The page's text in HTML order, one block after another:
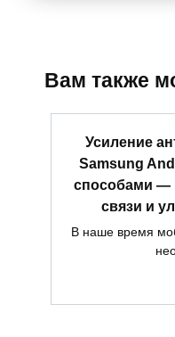
Вам также
Усиление
Samsung
способами —
связи и
В наше время